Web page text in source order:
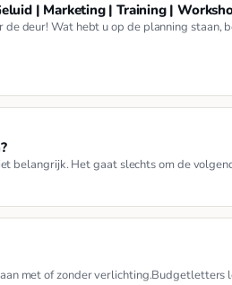
| Marketing | Training |
de deur! Wat hebt u op de planning staan,
belangrijk. Het gaat slechts om de
met of zonder